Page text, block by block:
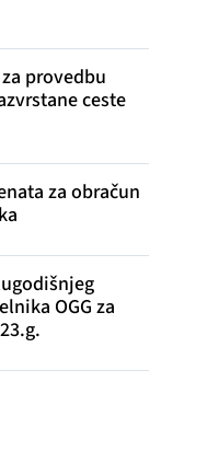
provedbu
ceste
za obračun
OGG za